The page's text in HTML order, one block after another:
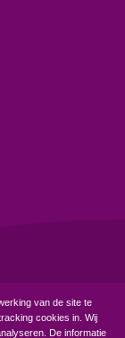
van de site te
cookies in. Wij
De informatie